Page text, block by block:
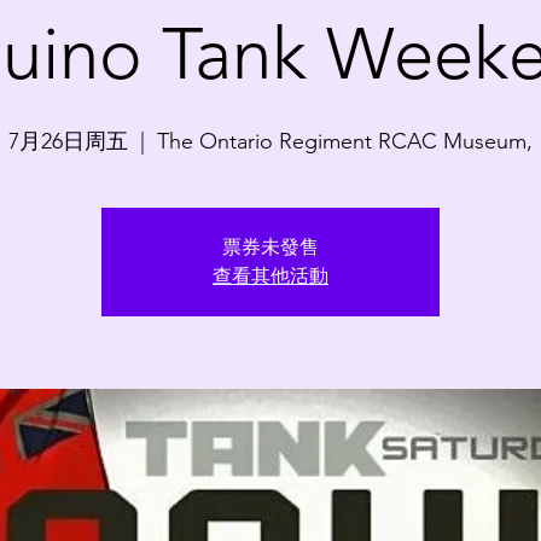
Tank
7月26日周五 The Ontario Regiment RCAC Museum,
票券未發售
查看其他活動